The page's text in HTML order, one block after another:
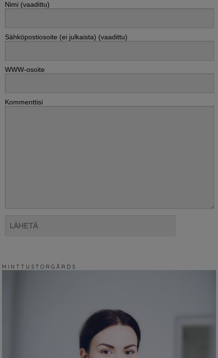
Nimi (vaadittu)
Sähköpostiosoite (ei julkaista) (vaadittu)
WWW-osoite
Kommenttisi
M I N T T U S T O R G Å R D S